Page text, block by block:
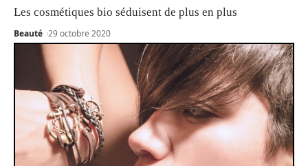
Les cosmétiques bio séduisent de plus en plus
Beauté 29 octobre 2020